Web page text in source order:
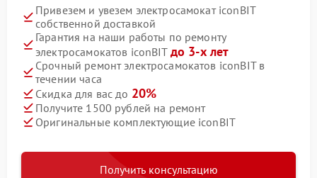
Привезем и увезем электросамокат iconBIT
собственной доставкой
Гарантия на наши работы по ремонту
электросамокатов iconBIT до 3-х лет
Срочный ремонт электросамокатов iconBIT в
течении часа
Скидка для вас до 20%
Получите 1500 рублей на ремонт
Оригинальные комплектующие iconBIT
Получить консультацию